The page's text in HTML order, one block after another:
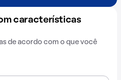
características
de acordo com o que você